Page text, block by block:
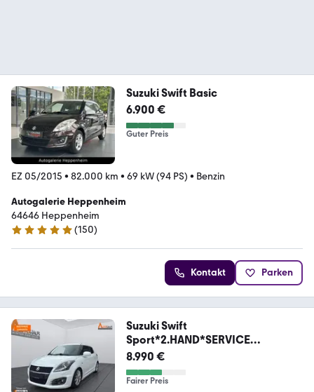
Suzuki Swift Basic
6.900 €
Guter Preis
EZ 05/2015 • 82.000 km • 69 kW (94 PS) • Benzin
Autogalerie Heppenheim
64646 Heppenheim
4.9 Sterne
(150)
Kontakt Parken
Suzuki Swift
Sport*2.HAND*SERVICE
NEU*8FACH BEREIFT
8.990 €
Fairer Preis